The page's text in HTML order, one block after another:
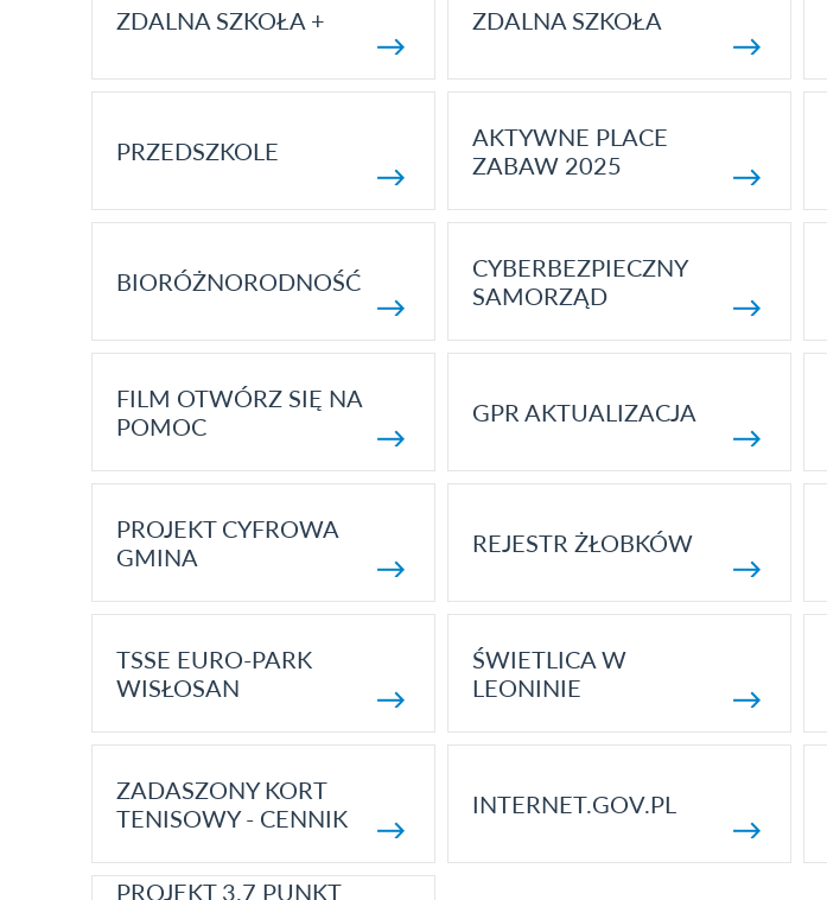
ZDALNA SZKOŁA + ZDALNA SZKOŁA
PRZEDSZKOLE
AKTYWNE PLACE
ZABAW 2025
BIORÓŻNORODNOŚĆ
CYBERBEZPIECZNY
SAMORZĄD
FILM OTWÓRZ SIĘ NA
POMOC
GPR AKTUALIZACJA
PROJEKT CYFROWA
GMINA
REJESTR ŻŁOBKÓW
TSSE EURO-PARK
WISŁOSAN
ŚWIETLICA W
LEONINIE
ZADASZONY KORT
TENISOWY - CENNIK
INTERNET.GOV.PL
PROJEKT 3.7 PUNKT